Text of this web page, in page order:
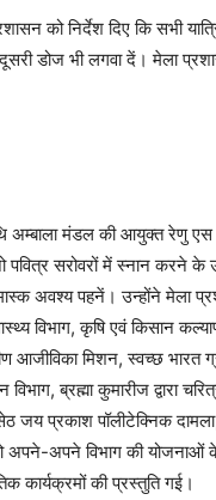
को निर्देश दिए कि सभी
डोज भी लगवा दें। मेला
अम्बाला मंडल की आयुक्त रेणु
पवित्र सरोवरों में स्नान करने
अवश्य पहनें। उन्होंने मेला
विभाग, कृषि एवं किसान
आजीविका मिशन, स्वच्छ भारत
विभाग, ब्रह्मा कुमारीज द्वारा
प्रकाश पॉलीटेक्निक दामला,
अपने-अपने विभाग की योजनाओं के
कार्यक्रमों की प्रस्तुति गई।